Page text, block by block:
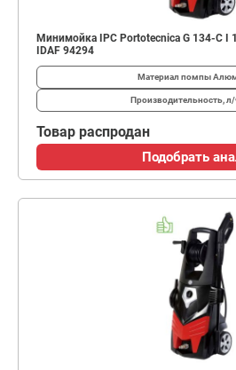
Минимойка IPC Portotecnica G 134-C I
IDAF 94294
Материал помпы
Производительность, л/
Товар распродан
Подобрать